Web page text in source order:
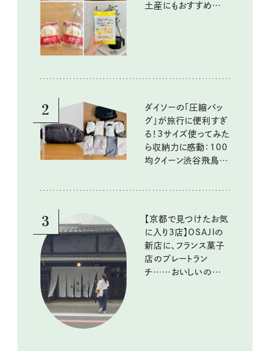
土産にもおすすめのお
2
ダイソーの「圧縮バッ
グ」が旅行に便利すぎ
る！3サイズ使ってみた
ら収納力に感動：100
均クイーン渋谷飛鳥の
3
【京都で見つけたお気
に入り3店】OSAJIの
新店に、フランス菓子
店のプレートラン
チ……おいしいのんび